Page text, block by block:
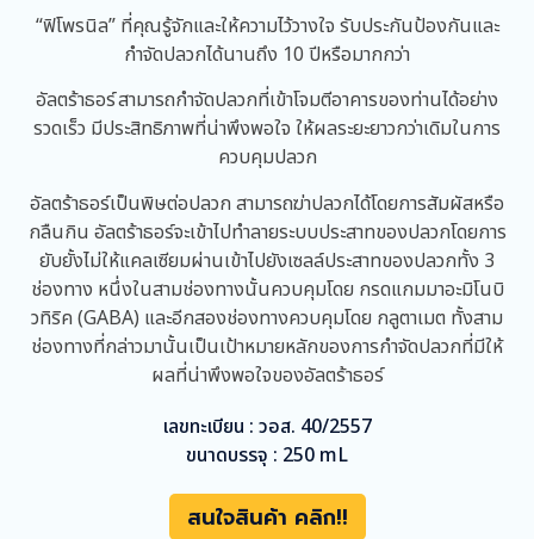
“ฟิโพรนิล” ที่คุณรู้จักและให้ความไว้วางใจ รับประกันป้องกันและ
กำจัดปลวกได้นานถึง 10 ปีหรือมากกว่า
อัลตร้าธอร์ สามารถกำจัดปลวกที่เข้าโจมตีอาคารของท่านได้อย่าง
รวดเร็ว มีประสิทธิภาพที่น่าพึงพอใจ ให้ผลระยะยาวกว่าเดิมในการ
ควบคุมปลวก
อัลตร้าธอร์เป็นพิษต่อปลวก สามารถฆ่าปลวกได้โดยการสัมผัสหรือ
กลืนกิน อัลตร้าธอร์จะเข้าไปทำลายระบบประสาทของปลวกโดยการ
ยับยั้งไม่ให้แคลเซียมผ่านเข้าไปยังเซลล์ประสาทของปลวกทั้ง 3
ช่องทาง หนึ่งในสามช่องทางนั้นควบคุมโดย กรดแกมมาอะมิโนบิ
วทิริค (GABA) และอีกสองช่องทางควบคุมโดย กลูตาเมต ทั้งสาม
ช่องทางที่กล่าวมานั้นเป็นเป้าหมายหลักของการกำจัดปลวกที่มีให้
ผลที่น่าพึงพอใจของอัลตร้าธอร์
เลขทะเบียน : วอส. 40/2557
ขนาดบรรจุ : 250 mL
สนใจสินค้า คลิก!!